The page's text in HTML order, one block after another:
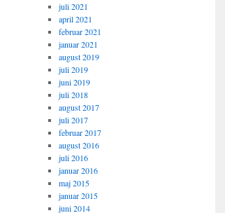
juli 2021
april 2021
februar 2021
januar 2021
august 2019
juli 2019
juni 2019
juli 2018
august 2017
juli 2017
februar 2017
august 2016
juli 2016
januar 2016
maj 2015
januar 2015
juni 2014